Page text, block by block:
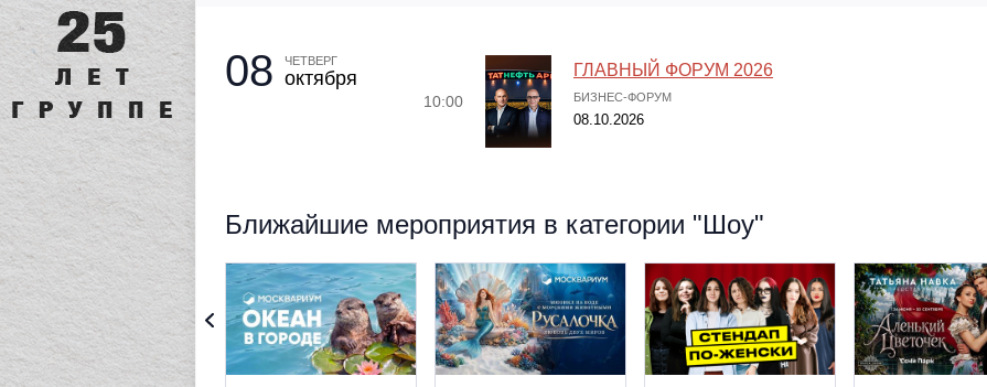
08 ЧЕТВЕРГ
октября
10:00
ГЛАВНЫЙ ФОРУМ 2026
БИЗНЕС-ФОРУМ
08.10.2026
Ближайшие мероприятия в категории "Шоу"